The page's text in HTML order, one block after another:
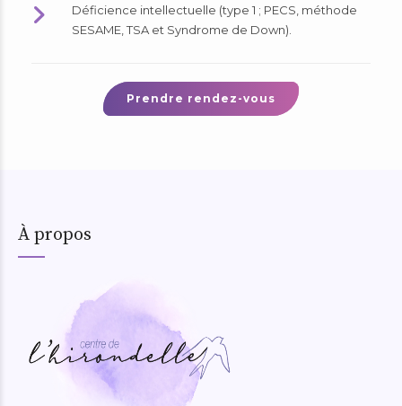
Déficience intellectuelle (type 1 ; PECS, méthode
SESAME, TSA et Syndrome de Down).
Prendre rendez-vous
À propos